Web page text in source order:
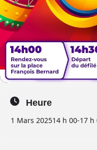
Heure
1 Mars 202514 h 00-17 h